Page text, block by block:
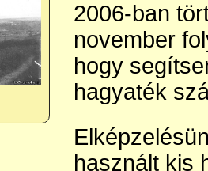
2006-ban
november
hogy
hagyaték
használt kis